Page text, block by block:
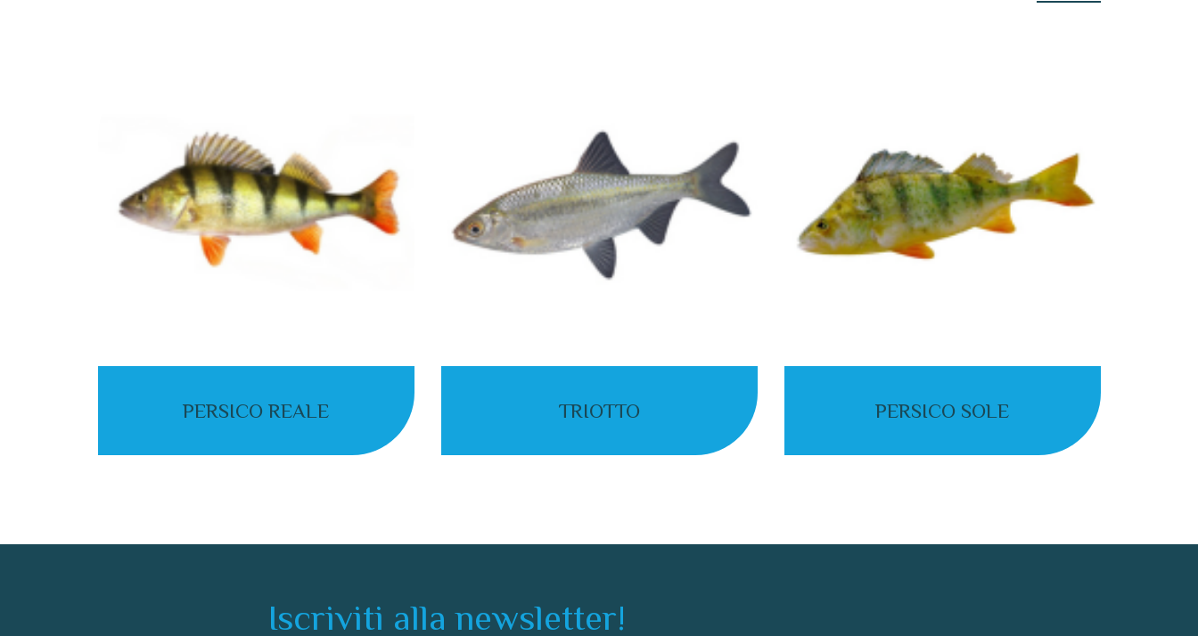
PERSICO REALE TRIOTTO PERSICO SOLE
Iscriviti alla newsletter!